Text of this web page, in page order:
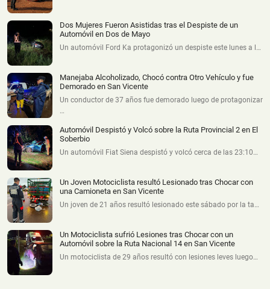
Dos Mujeres Fueron Asistidas tras el Despiste de un
Automóvil en Dos de Mayo
Un automóvil Ford Ka protagonizó un despiste este lunes a l…
Manejaba Alcoholizado, Chocó contra Otro Vehículo y fue
Demorado en San Vicente
Un conductor de 37 años fue demorado luego de protagonizar
…
Automóvil Despistó y Volcó sobre la Ruta Provincial 2 en El
Soberbio
Un automóvil Fiat Siena despistó y volcó cerca de las 23:10…
Un Joven Motociclista resultó Lesionado tras Chocar con
una Camioneta en San Vicente
Un joven de 21 años resultó lesionado este sábado por la ta…
Un Motociclista sufrió Lesiones tras Chocar con un
Automóvil sobre la Ruta Nacional 14 en San Vicente
Un motociclista de 29 años resultó con lesiones leves luego…